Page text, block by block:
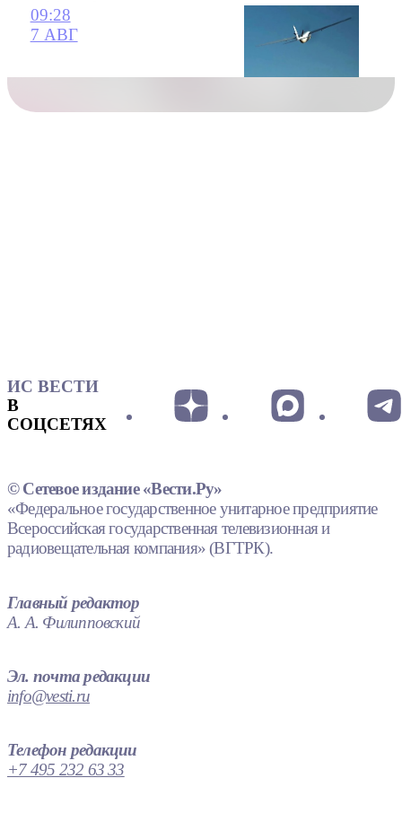
09:28
7 АВГ
ИС ВЕСТИ
В
СОЦСЕТЯХ
© Сетевое издание «Вести.Ру»
«Федеральное государственное унитарное предприятие
Всероссийская государственная телевизионная и
радиовещательная компания» (ВГТРК).
Главный редактор
А. А. Филипповский
Эл. почта редакции
info@vesti.ru
Телефон редакции
+7 495 232 63 33